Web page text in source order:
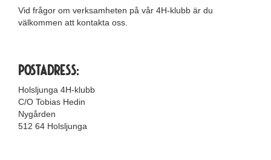
Vid frågor om verksamheten på vår 4H-klubb är du
välkommen att kontakta oss.
Postadress:
Holsljunga 4H-klubb
C/O Tobias Hedin
Nygården
512 64 Holsljunga